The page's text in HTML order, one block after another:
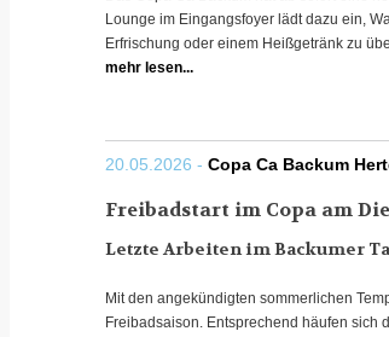
Lounge im Eingangsfoyer lädt dazu ein,
Erfrischung oder einem Heißgetränk zu
mehr lesen...
20.05.2026 - Copa Ca Backum
Freibadstart im Copa am
Letzte Arbeiten im Backumer
Mit den angekündigten sommerlichen
Freibadsaison. Entsprechend häufen sich